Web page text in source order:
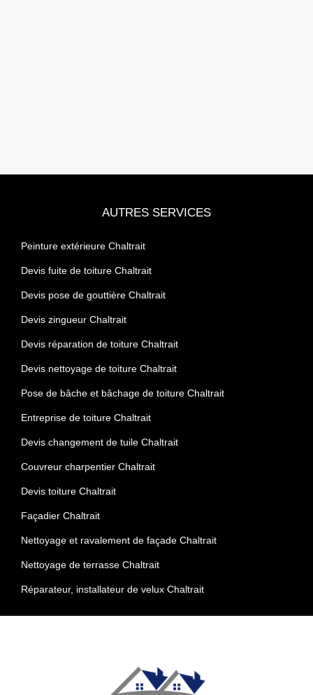
AUTRES SERVICES
Peinture extérieure Chaltrait
Devis fuite de toiture Chaltrait
Devis pose de gouttière Chaltrait
Devis zingueur Chaltrait
Devis réparation de toiture Chaltrait
Devis nettoyage de toiture Chaltrait
Pose de bâche et bâchage de toiture Chaltrait
Entreprise de toiture Chaltrait
Devis changement de tuile Chaltrait
Couvreur charpentier Chaltrait
Devis toiture Chaltrait
Façadier Chaltrait
Nettoyage et ravalement de façade Chaltrait
Nettoyage de terrasse Chaltrait
Réparateur, installateur de velux Chaltrait